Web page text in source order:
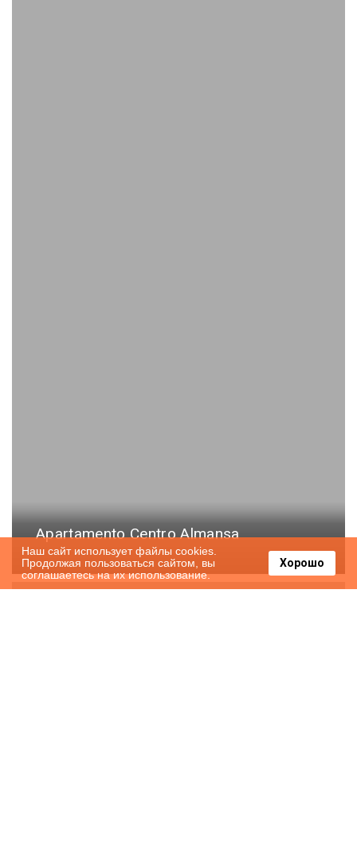
Apartamento Centro Almansa
Наш сайт использует файлы cookies.
Продолжая пользоваться сайтом, вы
соглашаетесь на их использование.
Хорошо